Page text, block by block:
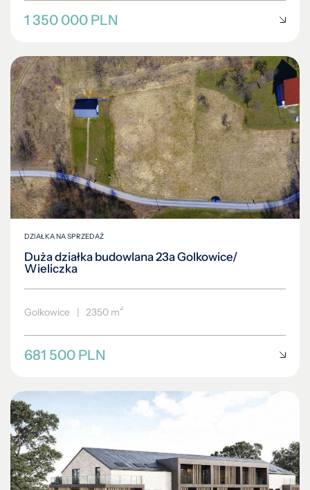
1 350 000 PLN
DZIAŁKA NA SPRZEDAŻ
Duża działka budowlana 23a Golkowice/
Wieliczka
Golkowice | 2350 m2
681 500 PLN